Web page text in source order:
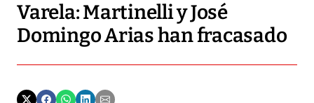
Varela: Martinelli y José
Domingo Arias han fracasado